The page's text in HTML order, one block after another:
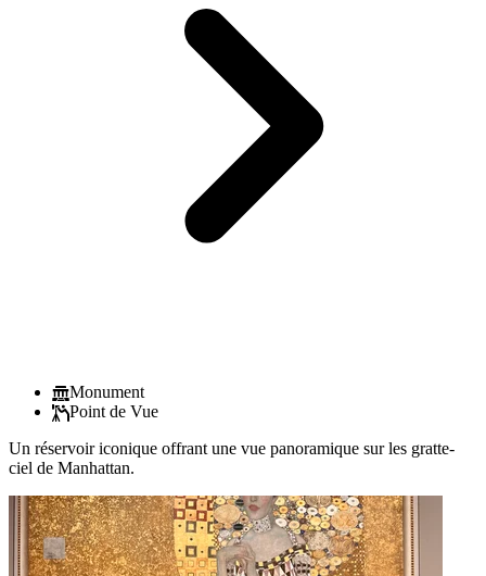
Monument
Point de Vue
Un réservoir iconique offrant une vue panoramique sur les gratte-
ciel de Manhattan.